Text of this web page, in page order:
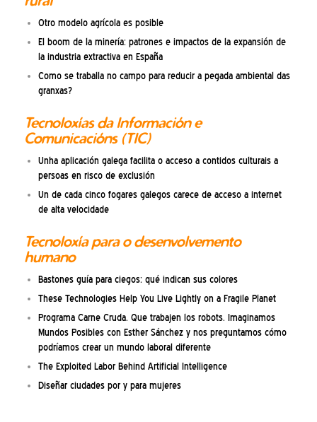
Otro modelo agrícola es posible
El boom de la minería: patrones e impactos de la expansión de
la industria extractiva en España
Como se traballa no campo para reducir a pegada ambiental das
granxas?
Tecnoloxías da Información e
Comunicacións (TIC)
Unha aplicación galega facilita o acceso a contidos culturais a
persoas en risco de exclusión
Un de cada cinco fogares galegos carece de acceso a internet
de alta velocidade
Tecnoloxía para o desenvolvemento
humano
Bastones guía para ciegos: qué indican sus colores
These Technologies Help You Live Lightly on a Fragile Planet
Programa Carne Cruda. Que trabajen los robots. Imaginamos
Mundos Posibles con Esther Sánchez y nos preguntamos cómo
podríamos crear un mundo laboral diferente
The Exploited Labor Behind Artificial Intelligence
Diseñar ciudades por y para mujeres